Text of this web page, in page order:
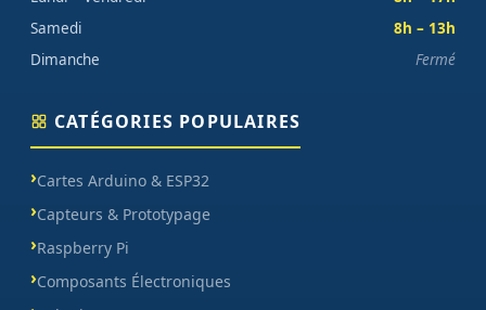
Samedi
8h – 13h
Dimanche
Fermé
CATÉGORIES POPULAIRES
Cartes Arduino & ESP32
Capteurs & Prototypage
Raspberry Pi
Composants Électroniques